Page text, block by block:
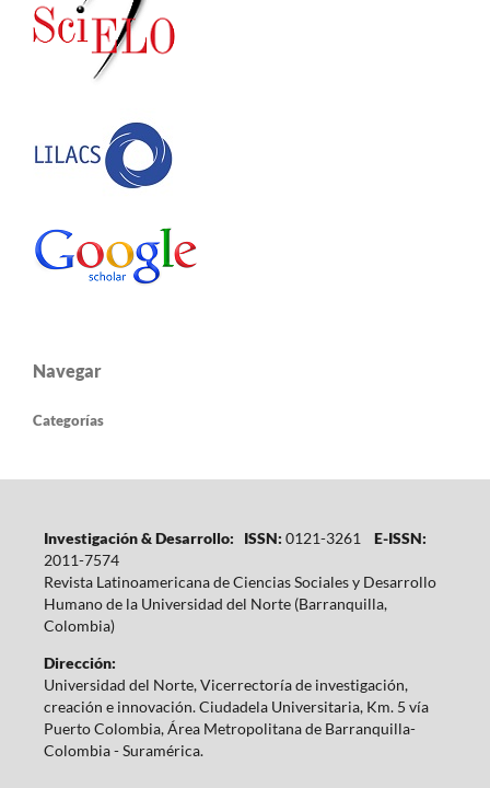
Navegar
Categorías
Investigación & Desarrollo: ISSN: 0121-3261
E-ISSN:
2011-7574
Revista Latinoamericana de Ciencias Sociales y Desarrollo
Humano de la Universidad del Norte (Barranquilla,
Colombia)
Dirección:
Universidad del Norte, Vicerrectoría de investigación,
creación e innovación. Ciudadela Universitaria, Km. 5 vía
Puerto Colombia, Área Metropolitana de Barranquilla-
Colombia - Suramérica.